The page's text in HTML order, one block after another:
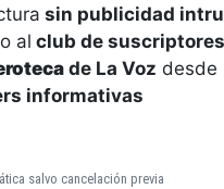
sin publicidad
al club de suscriptores
de La Voz desde
informativas
salvo cancelación previa